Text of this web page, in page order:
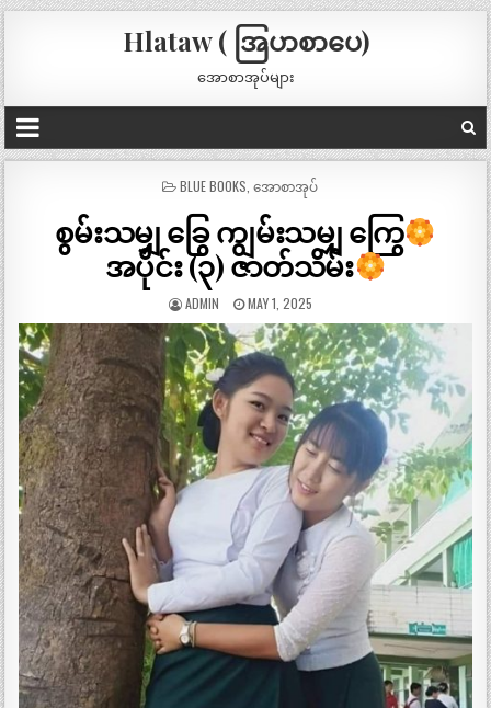
Hlataw ( အြပာစာပေ)
အောစာအုပ်များ
POSTED
BLUE BOOKS အောစာအုပ်
စွမ်းသမျှ ခြွေ ကျွမ်းသမျှ ကြွေ
အပိုင်း (၃) ဇာတ်သိမ်း
ADMIN MAY 1, 2025